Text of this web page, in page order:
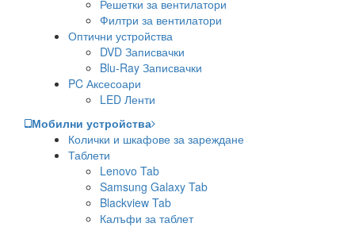
Решетки за вентилатори
Филтри за вентилатори
Оптични устройства
DVD Записвачки
Blu-Ray Записвачки
PC Аксесоари
LED Ленти
Мобилни устройства
Колички и шкафове за зареждане
Таблети
Lenovo Tab
Samsung Galaxy Tab
Blackview Tab
Калъфи за таблет